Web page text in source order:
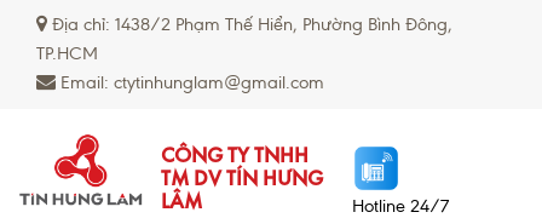
Địa chỉ: 1438/2 Phạm Thế Hiển, Phường Bình Đông,
TP.HCM
Email: ctytinhunglam@gmail.com
CÔNG TY TNHH
TM DV TÍN HƯNG
LÂM Hotline 24/7